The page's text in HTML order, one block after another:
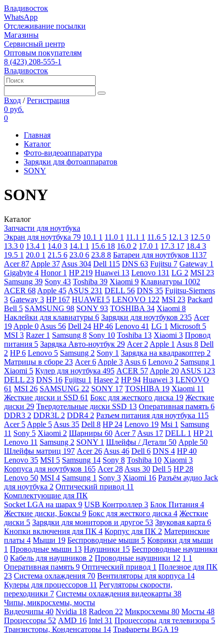
Владивосток
WhatsApp
Отслеживание посылки
Магазины
Сервисный центр
Оптовым покупателям
8 (423) 208-555-1
Владивосток
Вход /Регистрация
0 руб.
0
Главная
Каталог
Фото-видеоаппаратура
Зарядки для фотоаппаратов
SONY
SONY
Каталог
Запчасти для ноутбука
Экран для ноутбука 79 10.1 1 11.0 1 11.1 1 11.6 5 12.1 3 12.5 0
13.3 0 13.4 1 14.0 3 14.1 1 15.6 18 16.0 2 17.0 1 17.3 17 18.4 3
19.5 1 20.0 1 21.5 6 23.0 6 23.8 8 Батареи для ноутбуков 1137
Acer87 Apple 37 Asus 304 Dell 115 DNS 63 Fujitsu 7 Gateway 1
Gigabyte 4 Honor 1 HP 219 Huawei 13 Lenovo 131 LG 2 MSI 23
Samsung 39 Sony 43 Toshiba 39 Xiaomi 9 Клавиатуры 1002
ACER 68 Apple 45 ASUS 231 DELL 56 DNS 35 Fujitsu-Siemens
3 Gateway 3 HP 167 HUAWEI 5 LENOVO 122 MSI 23 Packard
Bell 5 SAMSUNG 98 SONY 93 TOSHIBA 34 Xiaomi 8
Наклейки для клавиатуры 6 Зарядки для ноутбуков 235 Acer
19 Apple 0 Asus 56 Dell 24 HP46 Lenovo 41 LG 1 Microsoft 5
MSI 3 Razer 1 Samsung 8 Sony 10 Toshiba 13 Xiaomi 3 Провод
питания 5 Зарядка Авто-ноутбук 29 Acer 2 Apple 1 Asus 8 Dell
2 HP6 Lenovo 5 Samsung 2 Sony 1 Зарядка на квадракоптер 2
Матрицы в сборе 23 Acer6 Apple 3 Asus 6 Lenovo 2 Samsung 1
Xiaomi 5 Кулер для ноутбука 495 ACER 57 Apple 20 ASUS 123
DELL 23 DNS 16 Fujitsu 1 Hasee 2 HP94 Huawei 3 LENOVO
61 MSI 26 SAMSUNG 22 SONY 17 TOSHIBA 19 Xiaomi 11
Жесткие диски и SSD 61 Бокс для жесткого диска 19 Жесткие
диски 29 Твердотельные диски SSD 13 Оперативная память 6
DDR3 2 DDR3L 2 DDR4 2 Разъем питания для ноутбука 115
Acer 5 Apple 5 Asus 35 Dell 8 HP 24 Lenovo 19 Msi 1 Samsung
11 Sony 5 Xiaomi 2 Шарниры 60 Acer 7 Asus 17 DELL 1 HP 21
Lenovo 11 Samsung 2 SONY 1 Шлейфы / Детали 50 Apple 50
Шлейфы матриц 197 Acer 26 Asus 46 Dell 6 DNS 4 HP40
Lenovo 35 MSI 5 Samsung 14 Sony 8 Toshiba 10 Xiaomi 3
Корпуса для ноутбуков 165 Acer 28 Asus 30 Dell 5 HP 28
Lenovo 50 MSI 4 Samsung 1 Sony 3 Xiaomi 16 Разъём аудио Jack
для ноутбука 2 Оптический привод 11
Комплектующие для ПК
Socket LGA на шарах 9 USB Контроллер 3 Блок Питания 4
Жесткие диски, Боксы 9 Бокс для жесткого диска 4 Жесткие
диски 5 Зарядки для мониторов и другое 53 Звуковая карта 6
Кнопки включения для ПК 4 Корпус для ПК 2 Материнские
платы 4 Мыши 19 Беспроводные мыши 5 Коврики для мыши
1 Проводные мыши 13 Наушники 15 Беспроводные наушники
0 Кабель для наушников 2 Проводные наушники 12 1 1
Оперативная память 9 Оптический привод 1 Полезное для ПК
23 Система охлаждения 70 Вентиляторы для корпуса 14
Кулеры для процессоров 11 Регуляторы скорости,
переходники 7 Системы охлаждения видеокарты 38
Чипы, микросхемы, мосты
Видеочипы 40 Nvidia 18 Radeon 22 Микросхемы 80 Мосты 48
Процессоры 52 AMD 16 Intel 31 Процессоры для телевизора 5
Транзисторы, Конденсаторы 14 Трафареты BGA 19